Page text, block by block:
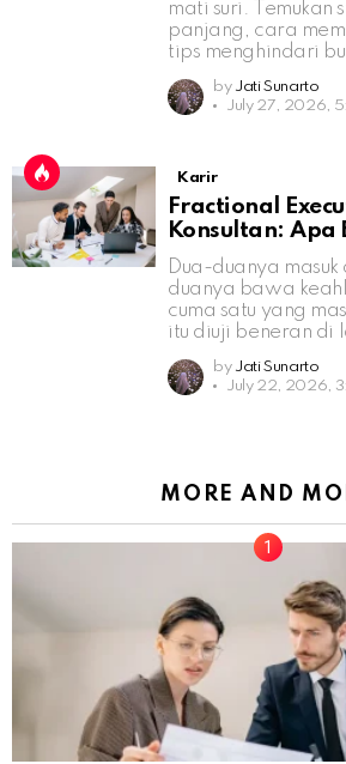
mati suri. Temukan
panjang, cara
tips menghindari
by Jati Sunarto
July 27, 2026,
Karir
Fractional
Konsultan: Apa
Dua-duanya
duanya bawa
cuma satu yang
itu diuji beneran di
by Jati Sunarto
July 22, 2026,
MORE AND